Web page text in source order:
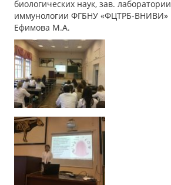
биологических наук, зав. лаборатории
иммунологии ФГБНУ «ФЦТРБ-ВНИВИ»
Ефимова М.А.